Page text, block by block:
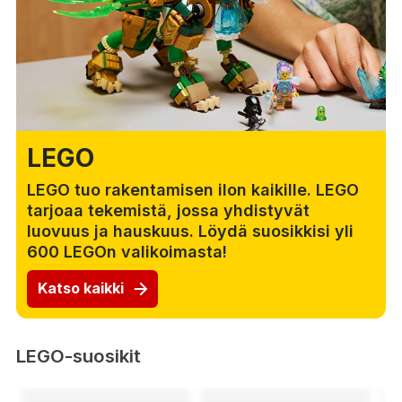
LEGO
LEGO tuo rakentamisen ilon kaikille. LEGO
tarjoaa tekemistä, jossa yhdistyvät
luovuus ja hauskuus. Löydä suosikkisi yli
600 LEGOn valikoimasta!
Katso kaikki
LEGO-suosikit